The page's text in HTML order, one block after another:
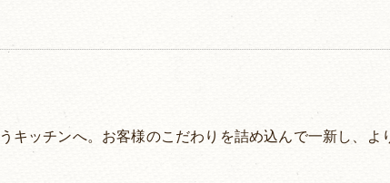
キッチンへ。お客様のこだわりを詰め込んで一新し、よ